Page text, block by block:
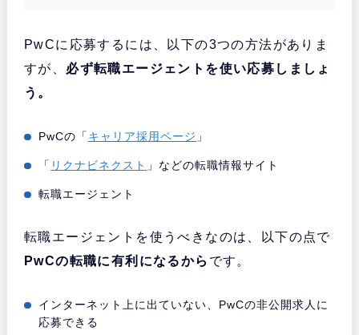
PwCに応募するには、以下の3つの方法がありま
すが、 必ず転職エージェントを使い応募しましょ
う。
PwCの「 キャリア採用ページ 」
「 リクナビネクスト 」などの転職情報サイト
転職エージェント
転職エージェントを使うべきなのは、以下の点で
PwCの転職に有利になるから です。
インターネット上に出ていない、PwCの非公開求人に
応募できる